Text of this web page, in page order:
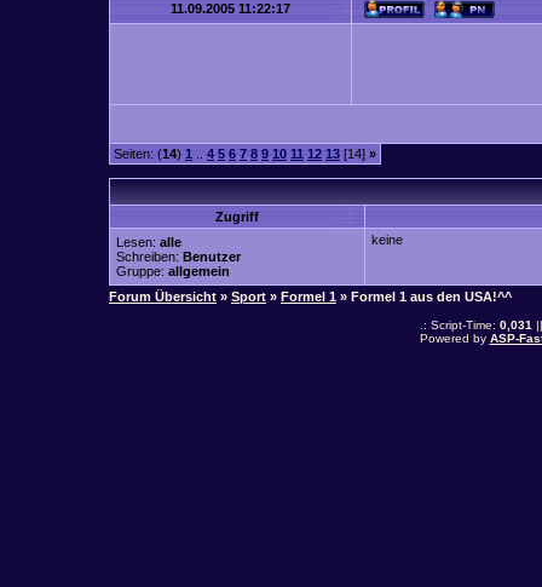
11.09.2005 11:22:17
Seiten: (14) 1 4 5 6 7 8 9 10 11 12 13 [14] »
Zugriff
Lesen: alle
Schreiben: Benutzer
Gruppe: allgemein
keine
Forum Übersicht » Sport » Formel 1 » Formel 1 aus den USA!^^
.: Script-Time: 0,031
Powered by ASP-